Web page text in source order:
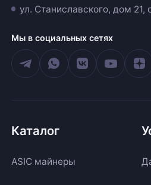
ул. Станиславского, дом 21,
Мы в социальных сетях
Каталог
ASIC майнеры